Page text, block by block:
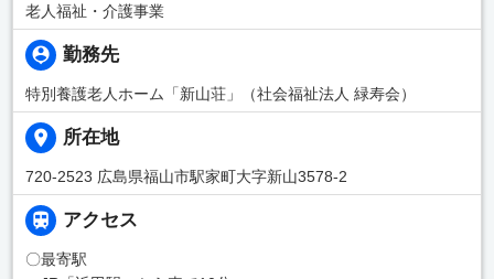
老人福祉・介護事業
勤務先
特別養護老人ホーム「新山荘」（社会福祉法人 緑寿会）
所在地
720-2523 広島県福山市駅家町大字新山3578-2
アクセス
〇最寄駅